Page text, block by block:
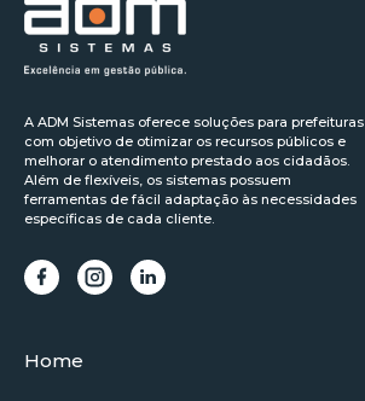
A ADM Sistemas oferece soluções para prefeituras
com objetivo de otimizar os recursos públicos e
melhorar o atendimento prestado aos cidadãos.
Além de flexíveis, os sistemas possuem
ferramentas de fácil adaptação às necessidades
específicas de cada cliente.
Home